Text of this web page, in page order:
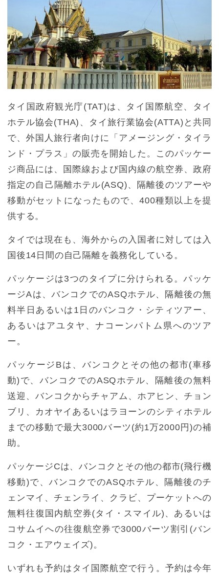
タイ国政府観光庁(TAT)は、タイ国際航空、タイ
ホテル協会(THA)、タイ旅行業協会(ATTA)と共同
で、外国人旅行者向けに「アメージング・タイラ
ンド・プラス」の販売を開始した。このパッケー
ジ商品には、国際線および国内線の航空券、政府
指定の自己隔離ホテル(ASQ)、隔離後のツアーや
移動がセットになったもので、400種類以上を提
供する。
タイでは現在も、海外からの入国者に対しては入
国後14日間の自己隔離を義務化している。
パッケージは3つのタイプに分けられる。パッケ
ージAは、バンコクでのASQホテル、隔離後の無
料半日あるいは1日のバンコク・シティツアー、
あるいはアユタヤ、ナコーンパトム県へのツア
ー。
パッケージBは、バンコクとその他の都市(車移
動)で、バンコクでのASQホテル、隔離後の無料
送迎、バンコクからチャアム、ホアヒン、チョン
ブリ、カオヤイあるいはラヨーンのシティホテル
までの移動で最大3000バーツ(約1万2000円)の補
助。
パッケージCは、バンコクとその他の都市(飛行機
移動)で、バンコクでのASQホテル、隔離後のチ
ェンマイ、チェンライ、クラビ、プーケットへの
無料往復国内航空券(タイ・スマイル)、あるいは
コサムイへの往復航空券で3000バーツ割引(バン
コク・エアウェイズ)。
いずれも予約はタイ国際航空で行う。予約は今年